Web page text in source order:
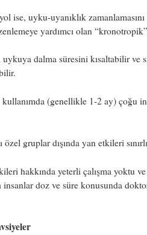
ise, uyku-uyanıklık
yardımcı olan
uykuya dalma süresini kısaltabilir ve
kullanımda (genellikle 1-2 ay) çoğu
gruplar dışında yan etkileri
hakkında yeterli çalışma yoktu
insanlar doz ve süre konusunda